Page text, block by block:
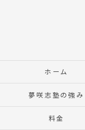
ホーム
夢咲志塾の強み
料金